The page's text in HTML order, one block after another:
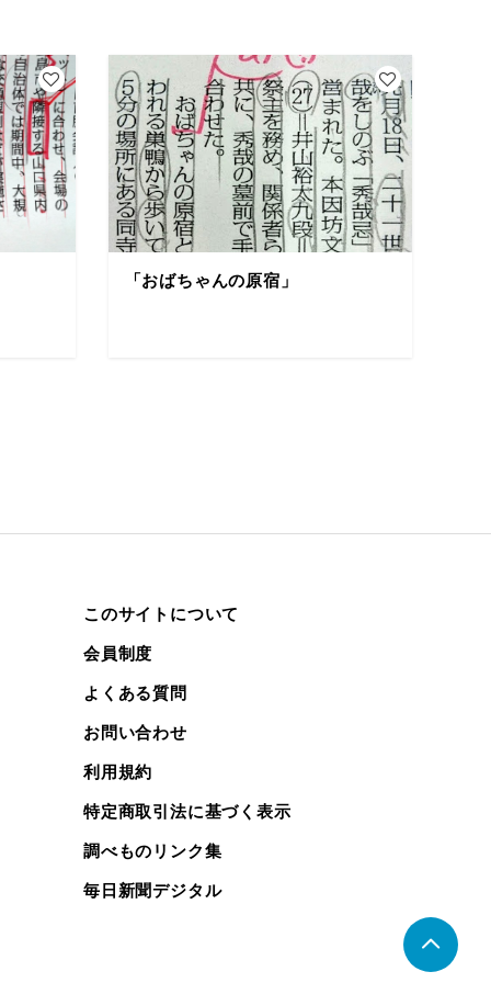
「おばちゃんの原宿」
このサイトについて
会員制度
よくある質問
お問い合わせ
利用規約
特定商取引法に基づく表示
調べものリンク集
毎日新聞デジタル